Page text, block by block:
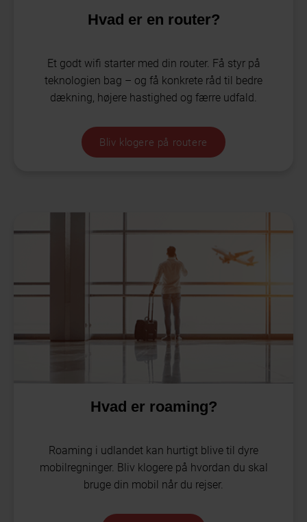
Hvad er en router?
Et godt wifi starter med din router. Få styr på
teknologien bag – og få konkrete råd til bedre
dækning, højere hastighed og færre udfald.
Bliv klogere på routere
Hvad er roaming?
Roaming i udlandet kan hurtigt blive til dyre
mobilregninger. Bliv klogere på hvordan du skal
bruge din mobil når du rejser.